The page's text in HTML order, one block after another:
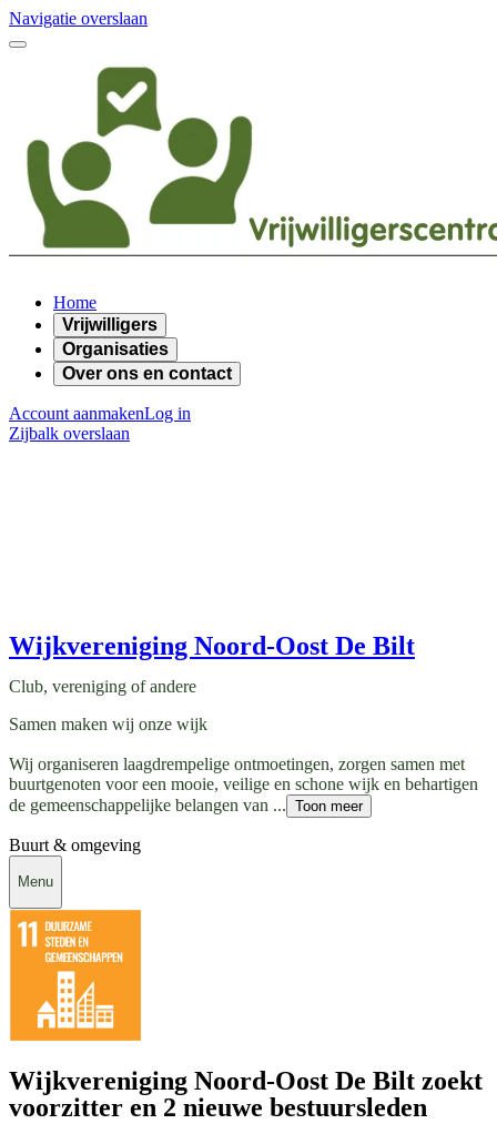
Navigatie overslaan
Home
Vrijwilligers
Organisaties
Over ons en contact
Account aanmakenLog in
Zijbalk overslaan
Wijkvereniging Noord-Oost De Bilt
Club, vereniging of andere
Samen maken wij onze wijk
Wij organiseren laagdrempelige ontmoetingen, zorgen samen met
buurtgenoten voor een mooie, veilige en schone wijk en behartigen
de gemeenschappelijke belangen van ... Toon meer
Buurt & omgeving
Menu
Wijkvereniging Noord-Oost De Bilt zoekt
voorzitter en 2 nieuwe bestuursleden